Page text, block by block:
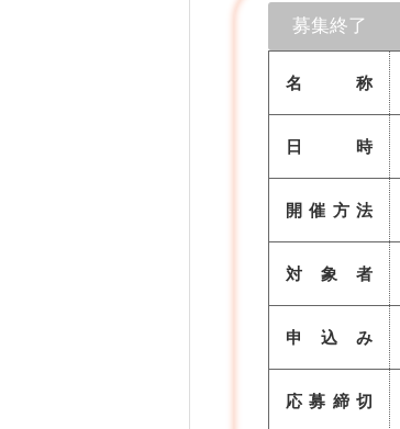
募集終了
名 称
日 時
開催方法
対 象 者
申 込 み
応募締切